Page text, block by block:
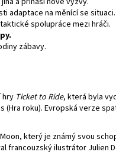
adaptace na měnící se situaci.
spolupráce mezi hráči.
zábavy.
hry Ticket to Ride, která byla
(Hra roku). Evropská verze
který je známý svou
francouzský ilustrátor Julien